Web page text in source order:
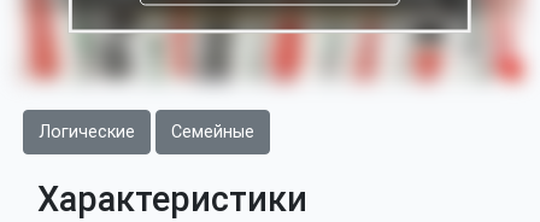
Логические Семейные
Характеристики